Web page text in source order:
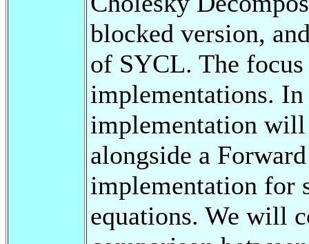
blocked version,
of SYCL. The
implementations. In
implementation
alongside a
implementation for
equations. We will